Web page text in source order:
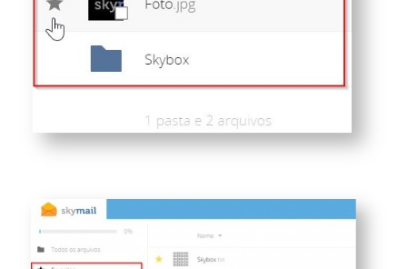
Ferramentas
Segurança
Interno - Cloud Interno
Interno - CloudStack
Interno - Procedimentos Internos